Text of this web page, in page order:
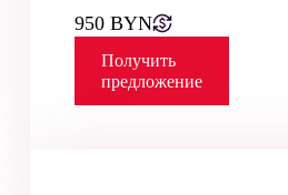
950 BYN
Получить
предложение